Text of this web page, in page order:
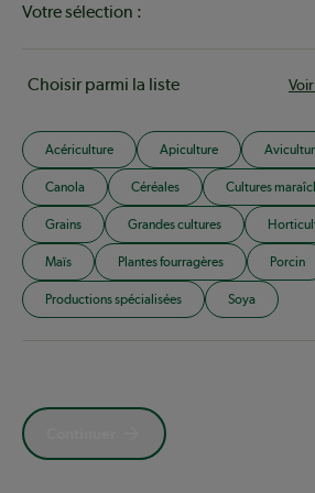
Votre sélection :
Choisir parmi la liste
Acériculture Apiculture
Canola Céréales Cultures
Grains Grandes cultures
Maïs Plantes fourragères Porcin
Productions spécialisées Soya